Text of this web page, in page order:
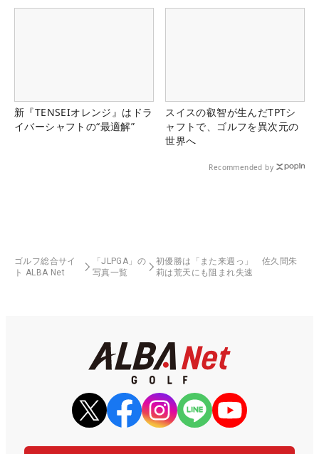
新『TENSEIオレンジ』はドラ
イバーシャフトの“最適解”
スイスの叡智が生んだTPTシ
ャフトで、ゴルフを異次元の
世界へ
Recommended by
ゴルフ総合サイ
ト ALBA Net
「JLPGA」の
写真一覧
初優勝は「また来週っ」 佐久間朱
莉は荒天にも阻まれ失速